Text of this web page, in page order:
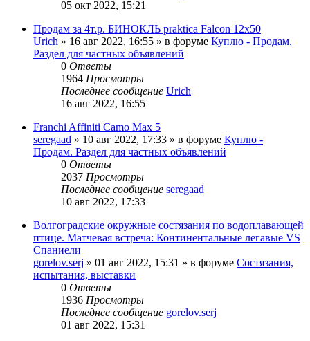
05 окт 2022, 15:21
Продам за 4т.р. БИНОКЛЬ praktica Falcon 12х50
Urich » 16 авг 2022, 16:55 » в форуме Куплю - Продам.
Раздел для частных объявлений
0 Ответы
1964 Просмотры
Последнее сообщение Urich
16 авг 2022, 16:55
Franchi Affiniti Camo Max 5
seregaad » 10 авг 2022, 17:33 » в форуме Куплю -
Продам. Раздел для частных объявлений
0 Ответы
2037 Просмотры
Последнее сообщение seregaad
10 авг 2022, 17:33
Волгоградские окружные состязания по водоплавающей
птице. Матчевая встреча: Континентальные легавые VS
Спаниели
gorelov.serj » 01 авг 2022, 15:31 » в форуме Состязания,
испытания, выставки
0 Ответы
1936 Просмотры
Последнее сообщение gorelov.serj
01 авг 2022, 15:31